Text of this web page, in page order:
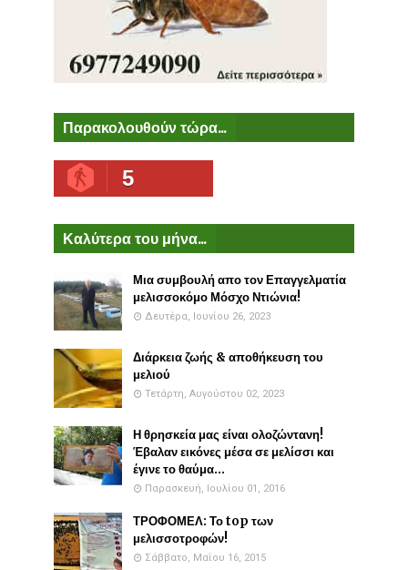
Παρακολουθούν τώρα...
5
Καλύτερα του μήνα...
Μια συμβουλή απο τον Επαγγελματία
μελισσοκόμο Μόσχο Ντιώνια!
Δευτέρα, Ιουνίου 26, 2023
Διάρκεια ζωής & αποθήκευση του
μελιού
Τετάρτη, Αυγούστου 02, 2023
Η θρησκεία μας είναι ολοζώντανη!
Έβαλαν εικόνες μέσα σε μελίσσι και
έγινε το θαύμα...
Παρασκευή, Ιουλίου 01, 2016
ΤΡΟΦΟΜΕΛ: Το top των
μελισσοτροφών!
Σάββατο, Μαΐου 16, 2015